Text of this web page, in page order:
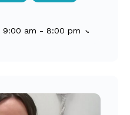
9:00 am - 8:00 pm